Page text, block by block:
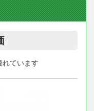
れています